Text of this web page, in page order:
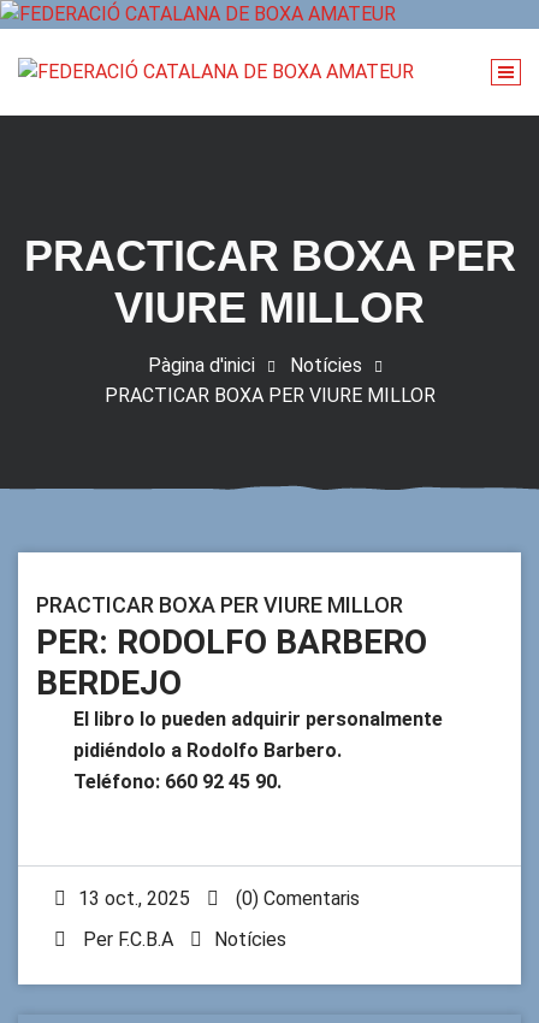
Vés
contingut
PRACTICAR BOXA PER
VIURE MILLOR
Pàgina d'inici
Notícies
PRACTICAR BOXA PER VIURE MILLOR
PRACTICAR BOXA PER VIURE MILLOR
PER: RODOLFO BARBERO
BERDEJO
El libro lo pueden adquirir personalmente
pidiéndolo a Rodolfo Barbero.
Teléfono: 660 92 45 90.
13 oct., 2025
(0) Comentaris
Per F.C.B.A Notícies